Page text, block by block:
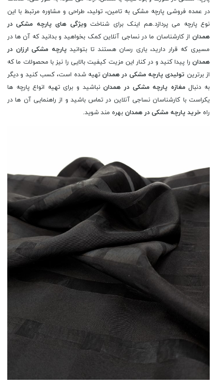
در عمده فروشی پارچه مشکی به تامین، تولید، طراحی و مشاوره مرتبط با این
نوع پارچه می پردازد.هم اینک برای شناختویژگی های پارچه مشکی در
همدان از کارشناسان ما در نساجی آنلاین کمک بخواهید و بدانید که آن ها در
مسیری که قرار دارید، یاری رسان هستند تا بتوانید پارچه مشکی ارزان در
همدان را پیدا کنید و در کنار این مزیت کیفیت بالایی را نیز با محصولات ما که
از برترین تولیدی پارچه مشکی در همدانتهیه شده است، کسب کنید و دیگر
به دنبال مغازه پارچه مشکی در همداننباشید و برای تهیه انواع پارچه ها
یکراست با کارشناسان نساجی آنلاین در تماس باشید و از راهنمایی آن ها در
راه خرید پارچه مشکی در همدان بهره مند شوید.